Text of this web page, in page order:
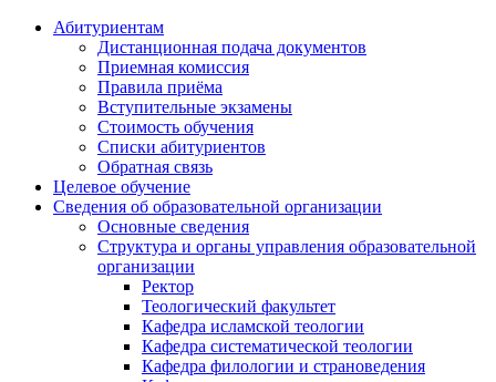
Абитуриентам
Дистанционная подача документов
Приемная комиссия
Правила приёма
Вступительные экзамены
Стоимость обучения
Списки абитуриентов
Обратная связь
Целевое обучение
Сведения об образовательной организации
Основные сведения
Структура и органы управления образовательной
организации
Ректор
Теологический факультет
Кафедра исламской теологии
Кафедра систематической теологии
Кафедра филологии и страноведения